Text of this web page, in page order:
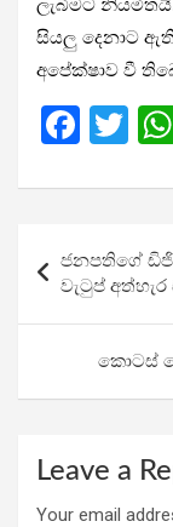
සියලු දෙනාට
අපේක්ෂාව වී
F
ce
o
o
k
T
tt
er
navigation
ජනපතිගේ
වැටුප්
කොටස්
Leave a
Your email